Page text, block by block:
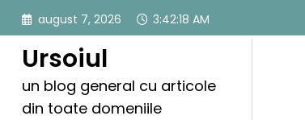
conținut
august 7, 2026 3:42:19 AM
Ursoiul
un blog general cu articole
din toate domeniile